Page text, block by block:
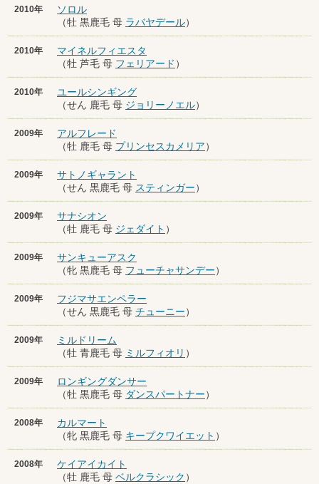
2010年
ソロル
（牡 黒鹿毛 母 ラバヤデール）
2010年
マイネルフィエスタ
（牡 芦毛 母 フェリアード ）
2010年
ユールシンギング
（せん 鹿毛 母 ジョリーノエル）
2009年
アルフレード
（牡 鹿毛 母 プリンセスカメリア）
2009年
サトノギャラント
（せん 黒鹿毛 母 スティンガー）
2009年
サナシオン
（牡 鹿毛 母 ジェダイト ）
2009年
サンキューアスク
（牝 黒鹿毛 母 フューチャサンデー）
2009年
フジマサエンペラー
（せん 黒鹿毛 母 チューニー）
2009年
ミルドリーム
（牡 青鹿毛 母 ミルフィオリ ）
2009年
ロンギングダンサー
（牡 黒鹿毛 母 ダンスパートナー）
2008年
カルマート
（牝 黒鹿毛 母 キープクワイエット ）
2008年
ケイアイカイト
（牡 鹿毛 母 ベルクラシック ）